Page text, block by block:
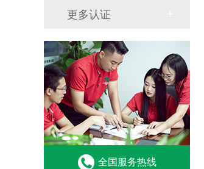
更多认证
全国服务热线